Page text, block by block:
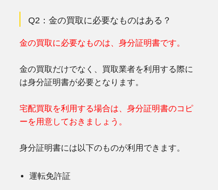
Q2：金の買取に必要なものはある？
金の買取に必要なものは、身分証明書です。
金の買取だけでなく、買取業者を利用する際に
は身分証明書が必要となります。
宅配買取を利用する場合は、身分証明書のコピ
ーを用意しておきましょう。
身分証明書には以下のものが利用できます。
運転免許証